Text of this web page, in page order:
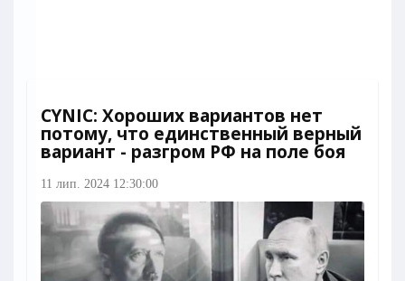
СYNIC: Хороших вариантов нет
потому, что единственный верный
вариант - разгром РФ на поле боя
11 лип. 2024 12:30:00